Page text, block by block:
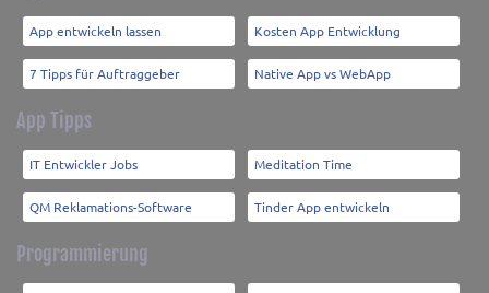
App entwickeln lassen Kosten App Entwicklung
7 Tipps für Auftraggeber Native App vs WebApp
App Tipps
IT Entwickler Jobs Meditation Time
QM Reklamations-Software Tinder App entwickeln
Programmierung